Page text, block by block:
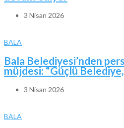
3 Nisan 2026
BALA
Bala Belediyesi’nden
müjdesi: “Güçlü
3 Nisan 2026
BALA